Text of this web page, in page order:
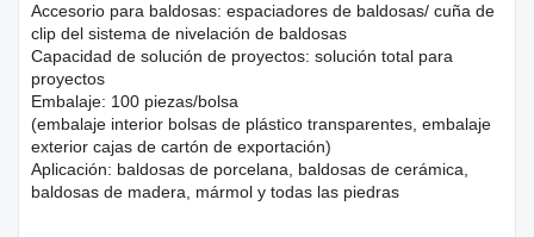
Accesorio para baldosas: espaciadores de baldosas/ cuña de
clip del sistema de nivelación de baldosas
Capacidad de solución de proyectos: solución total para
proyectos
Embalaje: 100 piezas/bolsa
(embalaje interior bolsas de plástico transparentes, embalaje
exterior cajas de cartón de exportación)
Aplicación: baldosas de porcelana, baldosas de cerámica,
baldosas de madera, mármol y todas las piedras